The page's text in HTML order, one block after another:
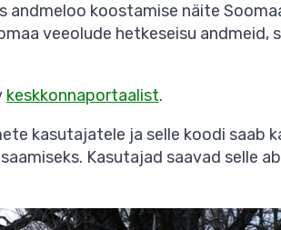
koostamise näite
veeolude hetkeseisu
keskkonnaportaalist.
kasutajatele ja selle koodi saab
Kasutajad saavad selle